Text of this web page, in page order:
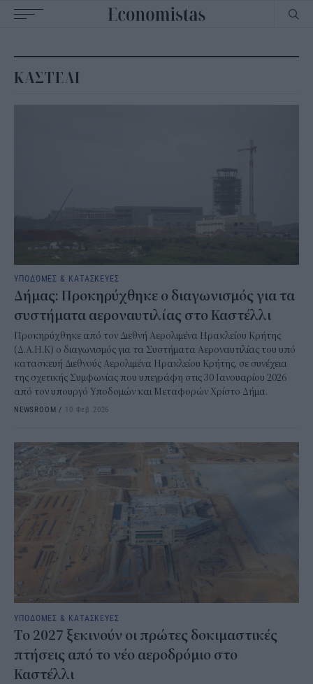
navigation
ΚΑΣΤΕΛΙ
ΥΠΟΔΟΜΕΣ & ΚΑΤΑΣΚΕΥΕΣ
Δήμας: Προκηρύχθηκε ο διαγωνισμός για τα
συστήματα αεροναυτιλίας στο Καστέλλι
Προκηρύχθηκε από τον Διεθνή Αερολιμένα Ηρακλείου Κρήτης
(Δ.Α.Η.Κ) ο διαγωνισμός για τα Συστήματα Αεροναυτιλίας του υπό
κατασκευή Διεθνούς Αερολιμένα Ηρακλείου Κρήτης, σε συνέχεια
της σχετικής Συμφωνίας που υπεγράφη στις 30 Ιανουαρίου 2026
από τον υπουργό Υποδομών και Μεταφορών Χρίστο Δήμα.
NEWSROOM / 10 Φεβ 2026
ΥΠΟΔΟΜΕΣ & ΚΑΤΑΣΚΕΥΕΣ
Το 2027 ξεκινούν οι πρώτες δοκιμαστικές
πτήσεις από το νέο αεροδρόμιο στο
Καστέλλι